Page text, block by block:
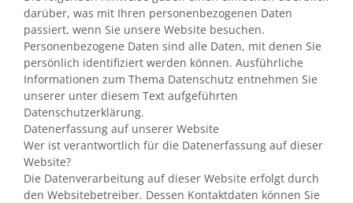
darüber, was mit Ihren personenbezogenen Daten
passiert, wenn Sie unsere Website besuchen.
Personenbezogene Daten sind alle Daten, mit denen Sie
persönlich identifiziert werden können. Ausführliche
Informationen zum Thema Datenschutz entnehmen Sie
unserer unter diesem Text aufgeführten
Datenschutzerklärung.
Datenerfassung auf unserer Website
Wer ist verantwortlich für die Datenerfassung auf dieser
Website?
Die Datenverarbeitung auf dieser Website erfolgt durch
den Websitebetreiber. Dessen Kontaktdaten können Sie